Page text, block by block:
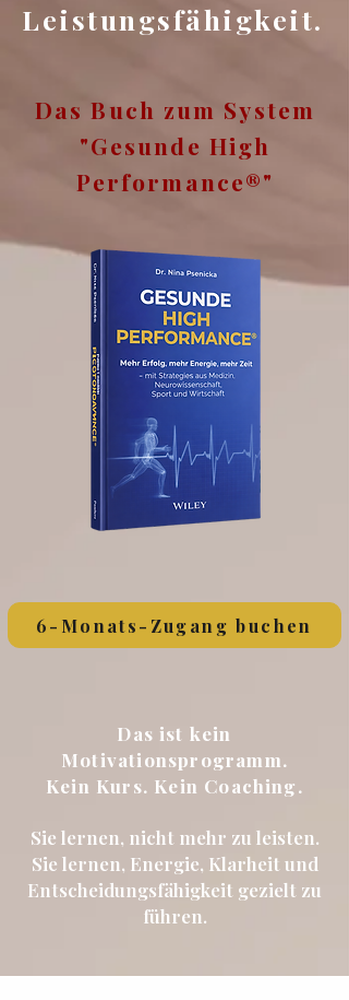
Leistungsfähigkeit.
Das Buch zum System
"Gesunde High
Performance®"
6-Monats-Zugang buchen
Das ist kein
Motivationsprogramm.
Kein Kurs. Kein Coaching.
Sie lernen, nicht mehr zu leisten.
Sie lernen, Energie, Klarheit und
Entscheidungsfähigkeit gezielt zu
führen.​